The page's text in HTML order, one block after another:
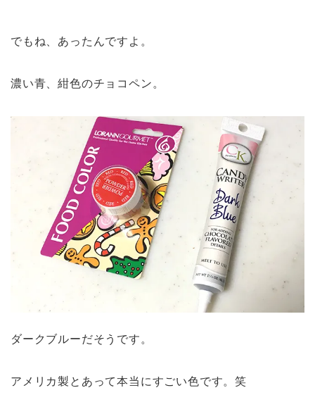
でもね、あったんですよ。
濃い青、紺色のチョコペン。
ダークブルーだそうです。
アメリカ製とあって本当にすごい色です。笑